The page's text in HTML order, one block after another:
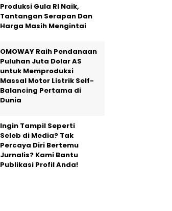
Produksi Gula RI Naik,
Tantangan Serapan Dan
Harga Masih Mengintai
OMOWAY Raih Pendanaan
Puluhan Juta Dolar AS
untuk Memproduksi
Massal Motor Listrik Self-
Balancing Pertama di
Dunia
Ingin Tampil Seperti
Seleb di Media? Tak
Percaya Diri Bertemu
Jurnalis? Kami Bantu
Publikasi Profil Anda!